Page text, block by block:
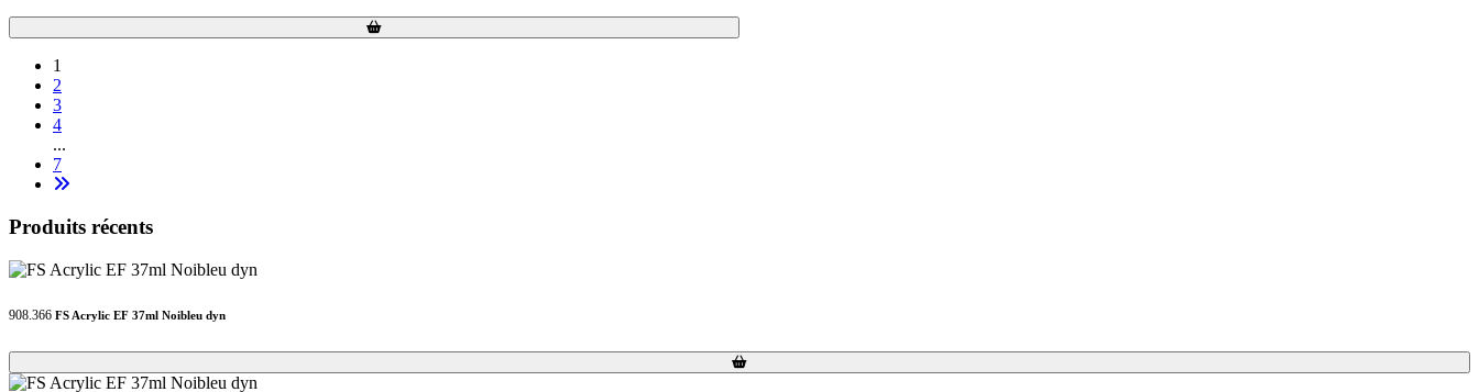
Loading...
Loading...
1
2
3
4
...
7
Produits récents
908.366 FS Acrylic EF 37ml Noibleu dyn
Loading...
Loading...